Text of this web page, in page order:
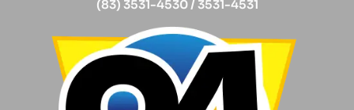
(83) 3531-4530 / 3531-4531